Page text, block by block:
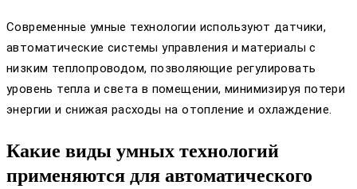
Современные умные технологии используют датчики,
автоматические системы управления и материалы с
низким теплопроводом, позволяющие регулировать
уровень тепла и света в помещении, минимизируя потери
энергии и снижая расходы на отопление и охлаждение.
Какие виды умных технологий
применяются для автоматического